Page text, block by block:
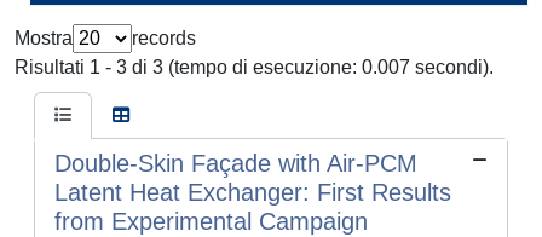
Mostra
records
Risultati 1 - 3 di 3 (tempo di esecuzione: 0.007 secondi).
Double-Skin Façade with Air-PCM
Latent Heat Exchanger: First Results
from Experimental Campaign